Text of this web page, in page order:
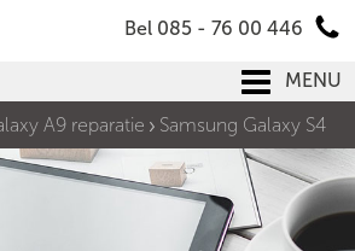
Bel 085 - 76 00 446
MENU
A9 reparatie Samsung Galaxy S4